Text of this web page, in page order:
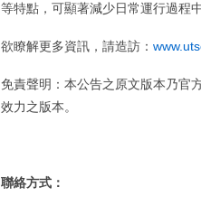
等特點，可顯著減少日常運行過程
欲瞭解更多資訊，請造訪：
免責聲明：本公告之原文版本乃官
效力之版本。
聯絡方式：